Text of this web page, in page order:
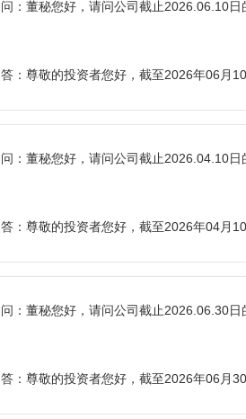
问： 董秘您好，请问公司截止2026.06.10
答： 尊敬的投资者您好，截至2026年06月
问： 董秘您好，请问公司截止2026.04.10
答： 尊敬的投资者您好，截至2026年04月
问： 董秘您好，请问公司截止2026.06.30
答： 尊敬的投资者您好，截至2026年06月